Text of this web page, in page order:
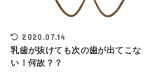
2020.07.14
乳歯が抜けても次の歯が出てこな
い！何故？？